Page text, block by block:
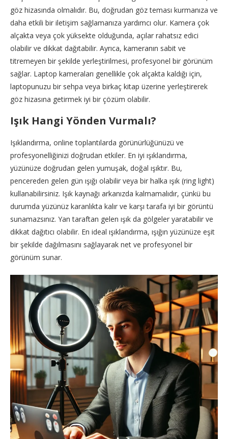
göz hizasında olmalıdır. Bu, doğrudan göz teması kurmanıza ve
daha etkili bir iletişim sağlamanıza yardımcı olur. Kamera çok
alçakta veya çok yüksekte olduğunda, açılar rahatsız edici
olabilir ve dikkat dağıtabilir. Ayrıca, kameranın sabit ve
titremeyen bir şekilde yerleştirilmesi, profesyonel bir görünüm
sağlar. Laptop kameraları genellikle çok alçakta kaldığı için,
laptopunuzu bir sehpa veya birkaç kitap üzerine yerleştirerek
göz hizasına getirmek iyi bir çözüm olabilir.
Işık Hangi Yönden Vurmalı?
Işıklandırma, online toplantılarda görünürlüğünüzü ve
profesyonelliğinizi doğrudan etkiler. En iyi ışıklandırma,
yüzünüze doğrudan gelen yumuşak, doğal ışıktır. Bu,
pencereden gelen gün ışığı olabilir veya bir halka ışık (ring light)
kullanabilirsiniz. Işık kaynağı arkanızda kalmamalıdır, çünkü bu
durumda yüzünüz karanlıkta kalır ve karşı tarafa iyi bir görüntü
sunamazsınız. Yan taraftan gelen ışık da gölgeler yaratabilir ve
dikkat dağıtıcı olabilir. En ideal ışıklandırma, ışığın yüzünüze eşit
bir şekilde dağılmasını sağlayarak net ve profesyonel bir
görünüm sunar.